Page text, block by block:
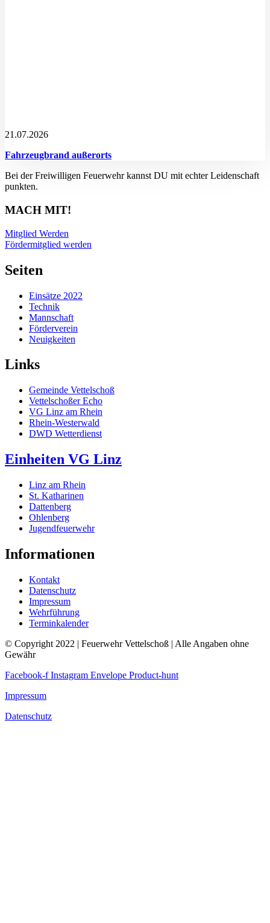
21.07.2026
Fahrzeugbrand außerorts
Bei der Freiwilligen Feuerwehr kannst DU mit echter Leidenschaft
punkten.
MACH MIT!
Mitglied Werden
Fördermitglied werden
Seiten
Einsätze 2022
Technik
Mannschaft
Förderverein
Neuigkeiten
Links
Gemeinde Vettelschoß
Vettelschoßer Echo
VG Linz am Rhein
Rhein-Westerwald
DWD Wetterdienst
Einheiten VG Linz
Linz am Rhein
St. Katharinen
Dattenberg
Ohlenberg
Jugendfeuerwehr
Informationen
Kontakt
Datenschutz
Impressum
Wehrführung
Terminkalender
© Copyright 2022 | Feuerwehr Vettelschoß | Alle Angaben ohne
Gewähr
Facebook-f Instagram Envelope Product-hunt
Impressum
Datenschutz